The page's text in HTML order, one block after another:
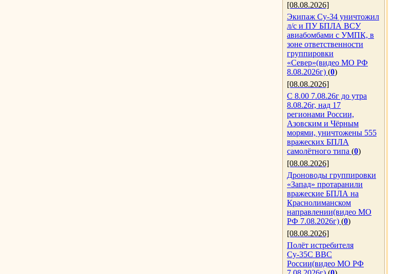
[08.08.2026]
Экипаж Су-34 уничтожил
л/с и ПУ БПЛА ВСУ
авиабомбами с УМПК, в
зоне ответственности
группировки
«Север»(видео МО РФ
8.08.2026г) (0)
[08.08.2026]
С 8.00 7.08.26г до утра
8.08.26г, над 17
регионами России,
Азовским и Чёрным
морями, уничтожены 555
вражеских БПЛА
самолётного типа (0)
[08.08.2026]
Дроноводы группировки
«Запад» протаранили
вражеские БПЛА на
Краснолиманском
направлении(видео МО
РФ 7.08.2026г) (0)
[08.08.2026]
Полёт истребителя
Су-35С ВВС
России(видео МО РФ